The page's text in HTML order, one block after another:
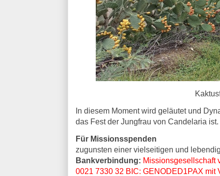
In diesem Moment wird geläutet und
das Fest der Jungfrau von Candelaria ist.
Für Missionsspenden
zugunsten einer vielseitigen und
Bankverbindung: Missionsgesellschaft
0021 7330 32 BIC: GENODED1PAX